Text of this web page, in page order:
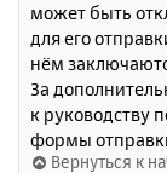
может быть
для его
нём
За
к руководству
формы
Вернуться к